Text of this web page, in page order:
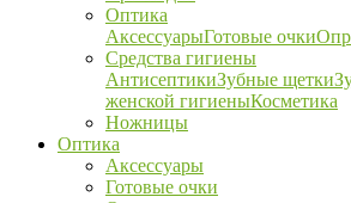
Оптика
АксессуарыГотовые очки
Средства гигиены
АнтисептикиЗубные щетки
женской гигиеныКосметика
Ножницы
Оптика
Аксессуары
Готовые очки